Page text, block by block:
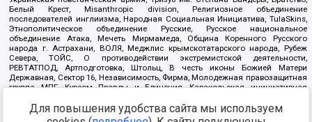
Белый Крест, Misanthropic division, Религиозное объединение
последователей инглиизма, Народная Социальная Инициатива, TulaSkins,
Этнополитическое объединение Русские, Русское национальное
объединение Атака, Мечеть Мирмамеда, Община Коренного Русского
народа г. Астрахани, ВОЛЯ, Меджлис крымскотатарского народа, Рубеж
Севера, ТОЙС, О противодействии экстремистской деятельности,
РЕВТАТПОД, Артподготовка, Штольц, В честь иконы Божией Матери
Державная, Сектор 16, Независимость, Фирма, Молодежная правозащитная
группа МПГ, Курсом Правды и Единения, Каракольская инициативная
Благотворительный пансионат Ак Умут, Русская республика Русь,
Арестантское уголовное единство, Башкорт, Нация и свобода, W.H.С., Фалунь
Для повышения удобства сайта мы используем